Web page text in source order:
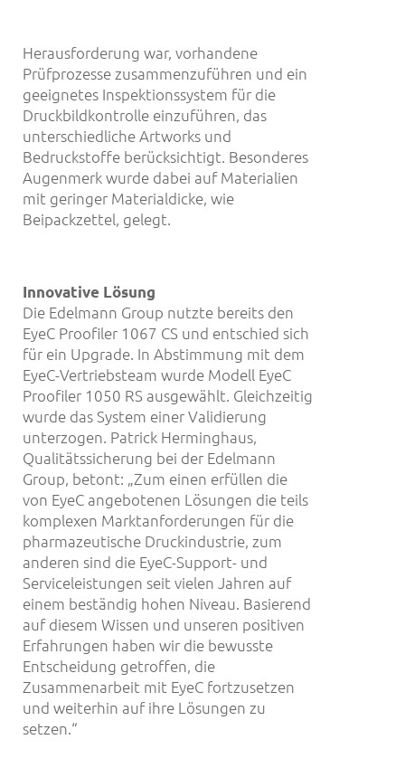
Herausforderung war, vorhandene
Prüfprozesse zusammenzuführen und ein
geeignetes Inspektionssystem für die
Druckbildkontrolle einzuführen, das
unterschiedliche Artworks und
Bedruckstoffe berücksichtigt. Besonderes
Augenmerk wurde dabei auf Materialien
mit geringer Materialdicke, wie
Beipackzettel, gelegt.
Innovative Lösung
Die Edelmann Group nutzte bereits den
EyeC Proofiler 1067 CS und entschied sich
für ein Upgrade. In Abstimmung mit dem
EyeC-Vertriebsteam wurde Modell EyeC
Proofiler 1050 RS ausgewählt. Gleichzeitig
wurde das System einer Validierung
unterzogen. Patrick Herminghaus,
Qualitätssicherung bei der Edelmann
Group, betont: „Zum einen erfüllen die
von EyeC angebotenen Lösungen die teils
komplexen Marktanforderungen für die
pharmazeutische Druckindustrie, zum
anderen sind die EyeC-Support- und
Serviceleistungen seit vielen Jahren auf
einem beständig hohen Niveau. Basierend
auf diesem Wissen und unseren positiven
Erfahrungen haben wir die bewusste
Entscheidung getroffen, die
Zusammenarbeit mit EyeC fortzusetzen
und weiterhin auf ihre Lösungen zu
setzen.“